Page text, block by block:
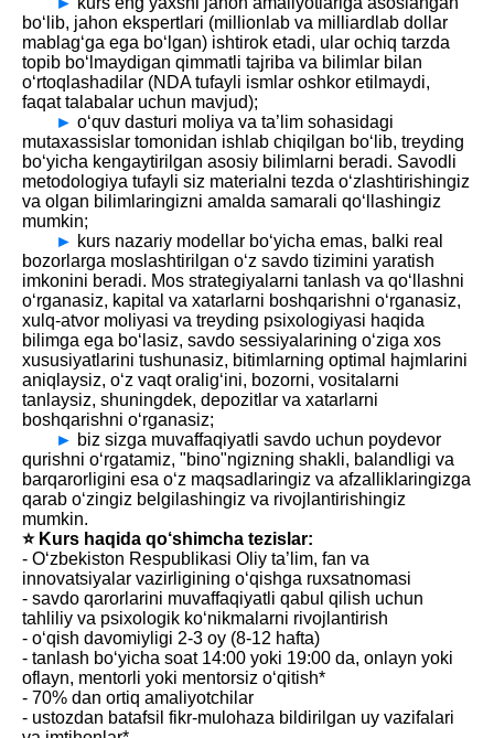
bo‘lib, jahon ekspertlari (millionlab va milliardlab dollar
mablag‘ga ega bo‘lgan) ishtirok etadi, ular ochiq tarzda
topib bo‘lmaydigan qimmatli tajriba va bilimlar bilan
o‘rtoqlashadilar (NDA tufayli ismlar oshkor etilmaydi,
faqat talabalar uchun mavjud);
► o‘quv dasturi moliya va ta’lim sohasidagi
mutaxassislar tomonidan ishlab chiqilgan bo‘lib, treyding
bo‘yicha kengaytirilgan asosiy bilimlarni beradi. Savodli
metodologiya tufayli siz materialni tezda o‘zlashtirishingiz
va olgan bilimlaringizni amalda samarali qo‘llashingiz
mumkin;
► kurs nazariy modellar bo‘yicha emas, balki real
bozorlarga moslashtirilgan o‘z savdo tizimini yaratish
imkonini beradi. Mos strategiyalarni tanlash va qo‘llashni
o‘rganasiz, kapital va xatarlarni boshqarishni o‘rganasiz,
xulq-atvor moliyasi va treyding psixologiyasi haqida
bilimga ega bo‘lasiz, savdo sessiyalarining o‘ziga xos
xususiyatlarini tushunasiz, bitimlarning optimal hajmlarini
aniqlaysiz, o‘z vaqt oralig‘ini, bozorni, vositalarni
tanlaysiz, shuningdek, depozitlar va xatarlarni
boshqarishni o‘rganasiz;
► biz sizga muvaffaqiyatli savdo uchun poydevor
qurishni o‘rgatamiz, "bino"ngizning shakli, balandligi va
barqarorligini esa o‘z maqsadlaringiz va afzalliklaringizga
qarab o‘zingiz belgilashingiz va rivojlantirishingiz
mumkin.
⭐️ Kurs haqida qo‘shimcha tezislar:
- O‘zbekiston Respublikasi Oliy ta’lim, fan va
innovatsiyalar vazirligining o‘qishga ruxsatnomasi
- savdo qarorlarini muvaffaqiyatli qabul qilish uchun
tahliliy va psixologik ko‘nikmalarni rivojlantirish
- o‘qish davomiyligi 2-3 oy (8-12 hafta)
- tanlash bo‘yicha soat 14:00 yoki 19:00 da, onlayn yoki
oflayn, mentorli yoki mentorsiz o‘qitish*
- 70% dan ortiq amaliyotchilar
- ustozdan batafsil fikr-mulohaza bildirilgan uy vazifalari